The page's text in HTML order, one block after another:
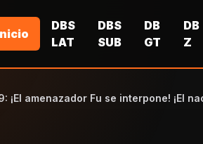
DBS
LAT
DBS
SUB
DB
GT
DB
Z
¡El amenazador Fu se interpone! ¡El